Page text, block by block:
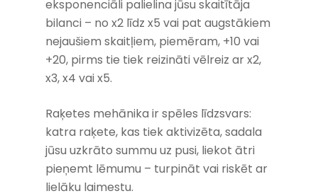
eksponenciāli palielina jūsu skaitītāja
bilanci – no x2 līdz x5 vai pat augstākiem
nejaušiem skaitļiem, piemēram, +10 vai
+20, pirms tie tiek reizināti vēlreiz ar x2,
x3, x4 vai x5.
Raķetes mehānika ir spēles līdzsvars:
katra raķete, kas tiek aktivizēta, sadala
jūsu uzkrāto summu uz pusi, liekot ātri
pieņemt lēmumu – turpināt vai riskēt ar
lielāku laimestu.